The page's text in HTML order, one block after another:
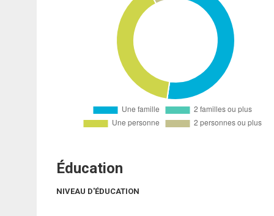
Éducation
NIVEAU D'ÉDUCATION